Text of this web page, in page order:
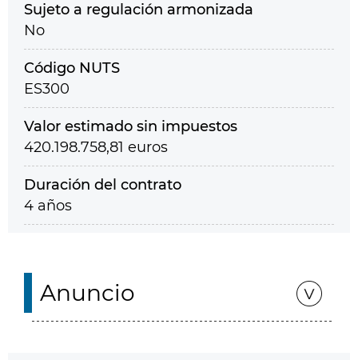
Sujeto a regulación armonizada
No
Código NUTS
ES300
Valor estimado sin impuestos
420.198.758,81 euros
Duración del contrato
4 años
Anuncio